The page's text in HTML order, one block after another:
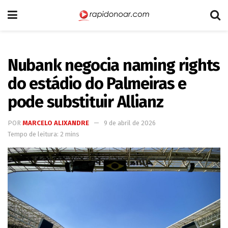
Nubank negocia naming rights
do estádio do Palmeiras e
pode substituir Allianz
POR MARCELO ALIXANDRE
9 de abril de 2026
Tempo de leitura: 2 mins